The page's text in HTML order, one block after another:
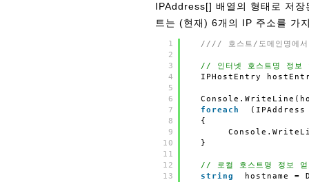
IPAddress[] 배열의 형태로 저
트는 (현재) 6개의 IP 주소를 가
1
2
3
4
5
6
7
8
9
10
11
12
13
//// 호스트/도메인명에
// 인터넷 호스트명 정보
IPHostEntry
foreach
{
}
// 로컬 호스트명 정보 얻
string
hostname =